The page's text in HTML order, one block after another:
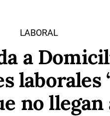
LABORAL
a
laborales
no